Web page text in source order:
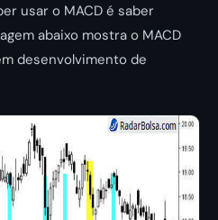
usar o MACD é saber
abaixo mostra o MACD
desenvolvimento de